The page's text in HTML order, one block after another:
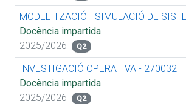
MODELITZACIÓ I SIMULACIÓ DE
Docència impartida
2025/2026
Q2
INVESTIGACIÓ OPERATIVA - 270032
Docència impartida
2025/2026
Q2